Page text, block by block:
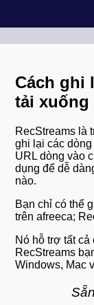
Cách ghi
tải xuống
RecStreams là
ghi lại các
URL dòng vào
dụng để dễ
nào.
Bạn chỉ có thể
trên afreeca;
Nó hỗ trợ tất
RecStreams
Windows, Mac